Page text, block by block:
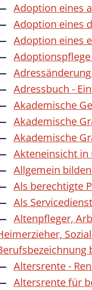
Adoption eines
Adoption eines
Adoption eines
Adressbuch -
Akademische
Akademische
Akademische
Akteneinsicht in
Allgemein
Als berechtigte
Als
Altenpfleger,
Altersrente -
Altersrente für